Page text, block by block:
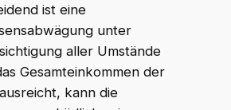
ist eine
unter
aller Umstände
Gesamteinkommen der
kann die